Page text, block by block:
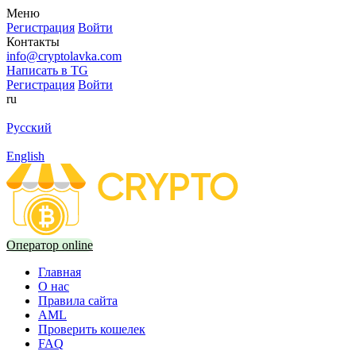
Меню
Регистрация Войти
Контакты
info@cryptolavka.com
Написать в TG
Регистрация Войти
ru
Русский
English
Оператор online
Главная
О нас
Правила сайта
AML
Проверить кошелек
FAQ